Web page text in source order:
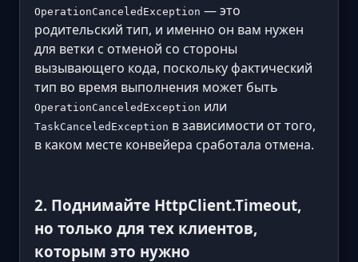
OperationCanceledException — это
родительский тип, и именно он вам нужен
для ветки с отменой со стороны
вызывающего кода, поскольку фактический
тип во время выполнения может быть
OperationCanceledException или
TaskCanceledException в зависимости от того,
в каком месте конвейера сработала отмена.
2. Поднимайте HttpClient.Timeout,
но только для тех клиентов,
которым это нужно